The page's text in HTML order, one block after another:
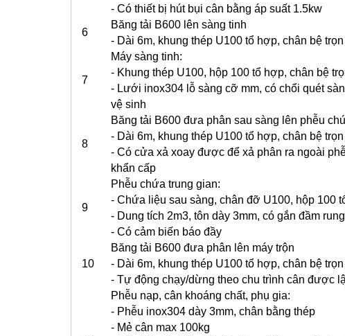
- Có thiết bị hút bụi cân bằng áp suất 1.5kw
6
Băng tải B600 lên sàng tinh
- Dài 6m, khung thép U100 tổ hợp, chân bệ
7
Máy sàng tinh:
- Khung thép U100, hộp 100 tổ hợp, chân bệ
- Lưới inox304 lỗ sàng cỡ mm, có chổi quét
vệ sinh
8
Băng tải B600 đưa phân sau sàng lên phễu
- Dài 6m, khung thép U100 tổ hợp, chân bệ
- Có cửa xả xoay được để xả phân ra ngoài
khẩn cấp
9
Phễu chứa trung gian:
- Chứa liệu sau sàng, chân đỡ U100, hộp 100
- Dung tích 2m3, tôn dày 3mm, có gắn đầm
- Có cảm biến báo đầy
10
Băng tải B600 đưa phân lên máy trộn
- Dài 6m, khung thép U100 tổ hợp, chân bệ
- Tự động chạy/dừng theo chu trình cân được
Phễu nạp, cân khoáng chất, phụ gia:
- Phễu inox304 dày 3mm, chân bằng thép
- Mẻ cân max 100kg